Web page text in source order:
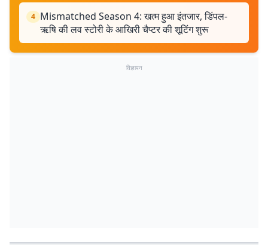
4 Mismatched Season 4: खत्म हुआ इंतजार, डिंपल-
ऋषि की लव स्टोरी के आखिरी चैप्टर की शूटिंग शुरू
विज्ञापन